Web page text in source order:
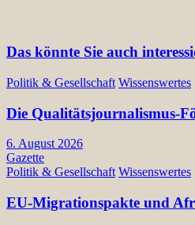
Das könnte Sie auch
Politik & Gesellschaft Wissenswertes
Die Qualitätsjournalismus-
6. August 2026
Gazette
Politik & Gesellschaft Wissenswertes
EU-Migrationspakte und